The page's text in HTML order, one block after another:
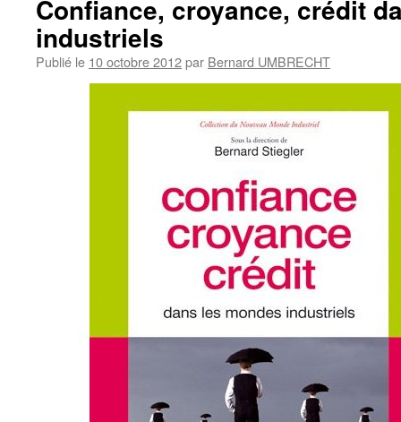
Confiance, croyance, crédit
industriels
Publié le 10 octobre 2012par Bernard UMBRECHT